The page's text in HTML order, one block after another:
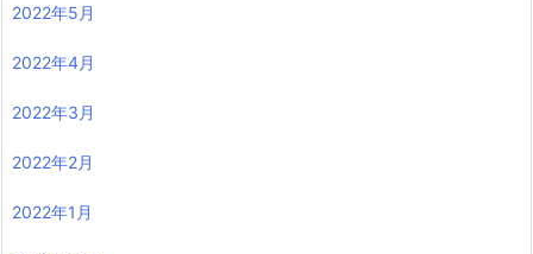
2022年5月
2022年4月
2022年3月
2022年2月
2022年1月